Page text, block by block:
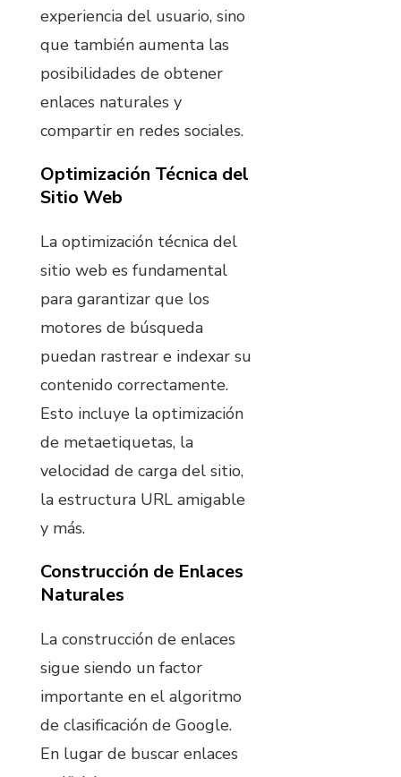
experiencia del usuario, sino
que también aumenta las
posibilidades de obtener
enlaces naturales y
compartir en redes sociales.
Optimización Técnica del
Sitio Web
La optimización técnica del
sitio web es fundamental
para garantizar que los
motores de búsqueda
puedan rastrear e indexar su
contenido correctamente.
Esto incluye la optimización
de metaetiquetas, la
velocidad de carga del sitio,
la estructura URL amigable
y más.
Construcción de Enlaces
Naturales
La construcción de enlaces
sigue siendo un factor
importante en el algoritmo
de clasificación de Google.
En lugar de buscar enlaces